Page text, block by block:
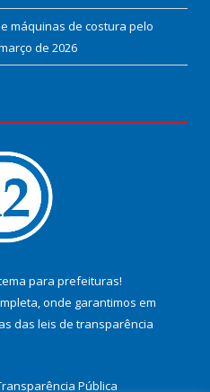
máquinas de costura pelo
de 2026
para prefeituras!
onde garantimos em
das leis de transparência
Pública